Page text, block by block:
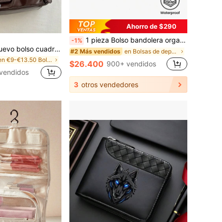
Y2K, hebilla de cinturón de metal, apertura con cremallera, ligero y minimalista, bolso de hombro y axila plisado de unicolor. Adecuado para la vida diaria de las mujeres, uso casual, desplazamientos, trabajo, vacaciones y uso estudiantil
en €9-€13.50 Bolsos de hombro para mujer
Ahorro de $290
-1% 1 pieza Bolso bandolera organizador multifuncional de moda de unicolor minimalista, bolsa pequeña para gimnasio, versátil para mujeres, bolso de hombro, bolsa de fitness mini compacta y suave
#2 Más vendidos en Bolsas de deporte
$26.400 900+ vendidos
3 otros vendedores